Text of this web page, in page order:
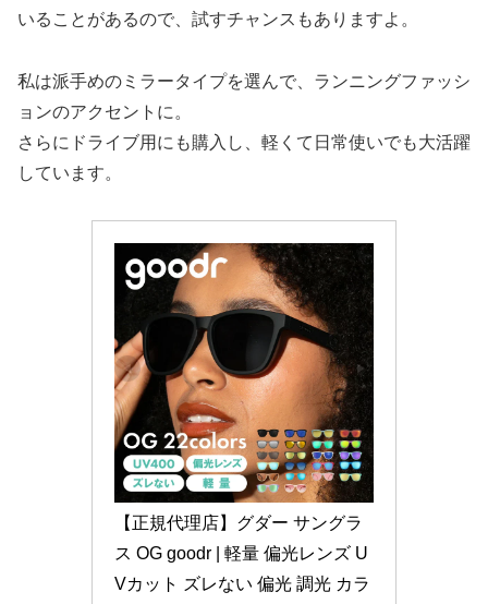
いることがあるので、試すチャンスもありますよ。
私は派手めのミラータイプを選んで、ランニングファッシ
ョンのアクセントに。
さらにドライブ用にも購入し、軽くて日常使いでも大活躍
しています。
【正規代理店】グダー サングラ
ス OG goodr | 軽量 偏光レンズ U
Vカット ズレない 偏光 調光 カラ